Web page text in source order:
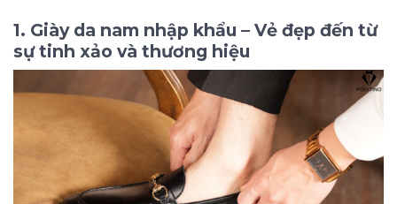
1. Giày da nam nhập khẩu – Vẻ đẹp đến từ
sự tinh xảo và thương hiệu